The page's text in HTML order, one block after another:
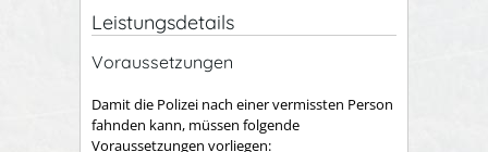
Leistungsdetails
Voraussetzungen
Damit die Polizei nach einer vermissten Person
fahnden kann, müssen folgende
Voraussetzungen vorliegen: